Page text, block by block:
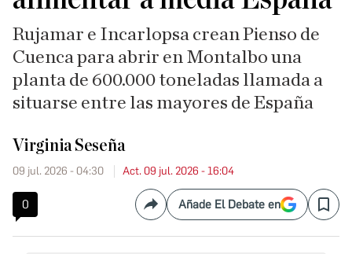
Rujamar e Incarlopsa crean Pienso de
Cuenca para abrir en Montalbo una
planta de 600.000 toneladas llamada a
situarse entre las mayores de España
Virginia Seseña
09 jul. 2026 - 04:30 Act. 09 jul. 2026 - 16:04
0 CompartirAñade El Debate en Save